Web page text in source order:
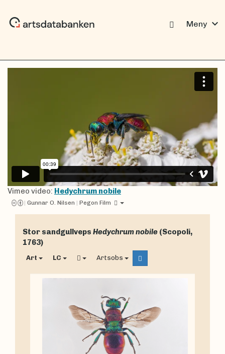
Meny expand_more
Vimeo video: Hedychrum nobile
| Gunnar O. Nilsen | Pegon Film
Stor sandgullveps Hedychrum nobile (Scopoli,
1763)
Art LC Artsobs